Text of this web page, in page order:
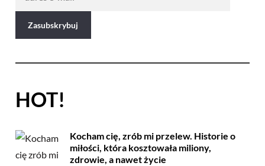
HOT!
Kocham cię, zrób mi przelew. Historie o
miłości, która kosztowała miliony,
zdrowie, a nawet życie